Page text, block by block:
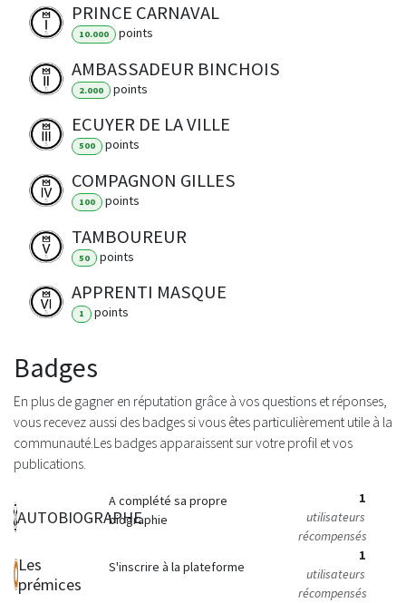
PRINCE CARNAVAL
10.000 points
AMBASSADEUR BINCHOIS
2.000 points
ECUYER DE LA VILLE
500 points
COMPAGNON GILLES
100 points
TAMBOUREUR
50 points
APPRENTI MASQUE
1 points
Badges
En plus de gagner en réputation grâce à vos questions et réponses,
vous recevez aussi des badges si vous êtes particulièrement utile à la
communauté.Les badges apparaissent sur votre profil et vos
publications.
AUTOBIOGRAPHE
A complété sa propre
biographie
1
utilisateurs
récompensés
Les
prémices
S'inscrire à la plateforme
1
utilisateurs
récompensés